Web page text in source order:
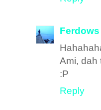
Ferdows
Ami, dah
:P
Reply